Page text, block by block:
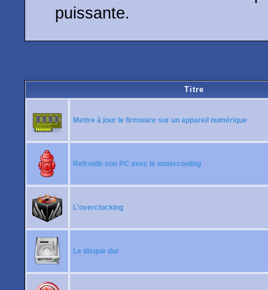
puissante.
Titre
Mettre à jour le firmware sur un appareil numérique
Refroidir son PC avec le watercooling
L'overclocking
Le disque dur